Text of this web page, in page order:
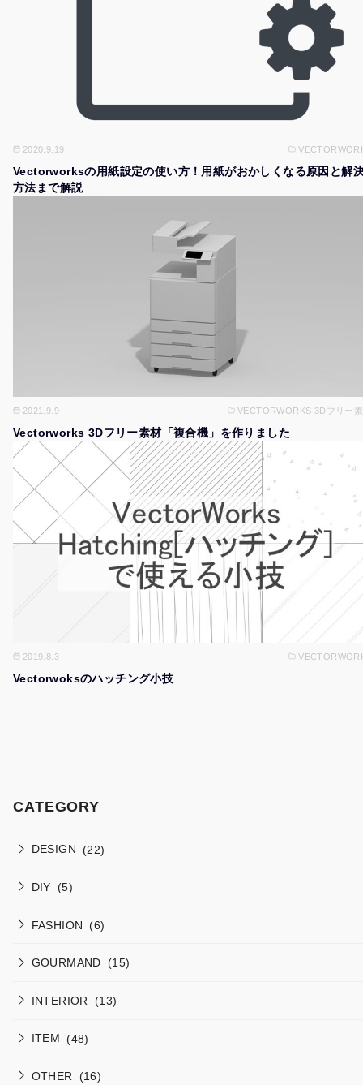
2020.9.19
Vectorworksの用紙設定の使い方！用紙がおかしくなる原因と解
方法まで解説
2021.9.9 VECTORWORKS 3Dフリー
Vectorworks 3Dフリー素材「複合機」を作りました
2019.8.3
Vectorwoksのハッチング小技
CATEGORY
DESIGN (22)
DIY (5)
FASHION (6)
GOURMAND (15)
INTERIOR (13)
ITEM (48)
OTHER (16)